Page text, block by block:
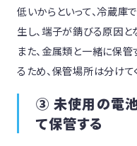
低いからといって、冷蔵
生し、端子が錆びる原因と
また、金属類と一緒に保
るため、保管場所は分けて
③ 未使用の電
て保管する